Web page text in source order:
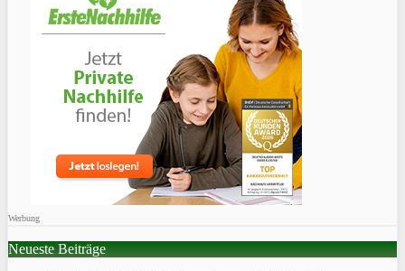
Werbung
Neueste Beiträge